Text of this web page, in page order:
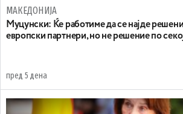
МАКЕДОНИЈА
Муцунски: Ќе работиме да се најде
европски партнери, но не решение по
пред 5 дена